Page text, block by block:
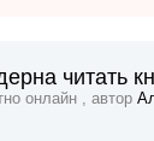
читать
онлайн , автор